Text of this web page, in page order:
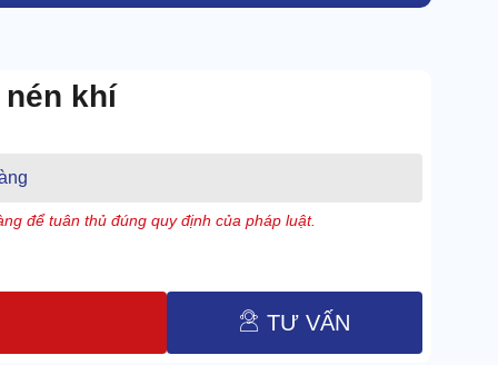
nén khí
để tuân thủ đúng quy định của pháp luật.
TƯ VẤN